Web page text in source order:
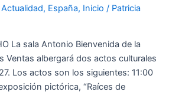
Actualidad, España, Inicio / Patricia
La sala Antonio Bienvenida de la
Ventas albergará dos actos culturales
Los actos son los siguientes: 11:00
pictórica, “Raíces de